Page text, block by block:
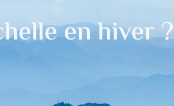
en hiver ?